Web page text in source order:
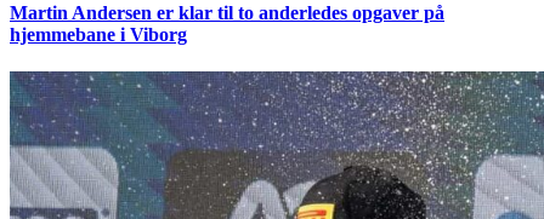
Martin Andersen er klar til to anderledes opgaver på
hjemmebane i Viborg